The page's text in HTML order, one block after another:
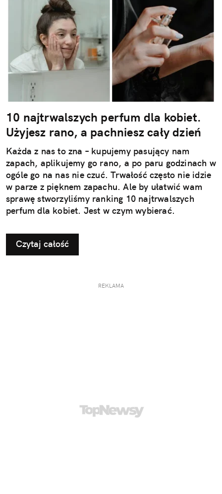
10 najtrwalszych perfum dla kobiet.
Użyjesz rano, a pachniesz cały dzień
Każda z nas to zna – kupujemy pasujący nam
zapach, aplikujemy go rano, a po paru godzinach w
ogóle go na nas nie czuć. Trwałość często nie idzie
w parze z pięknem zapachu. Ale by ułatwić wam
sprawę stworzyliśmy ranking 10 najtrwalszych
perfum dla kobiet. Jest w czym wybierać.
Czytaj całość
REKLAMA